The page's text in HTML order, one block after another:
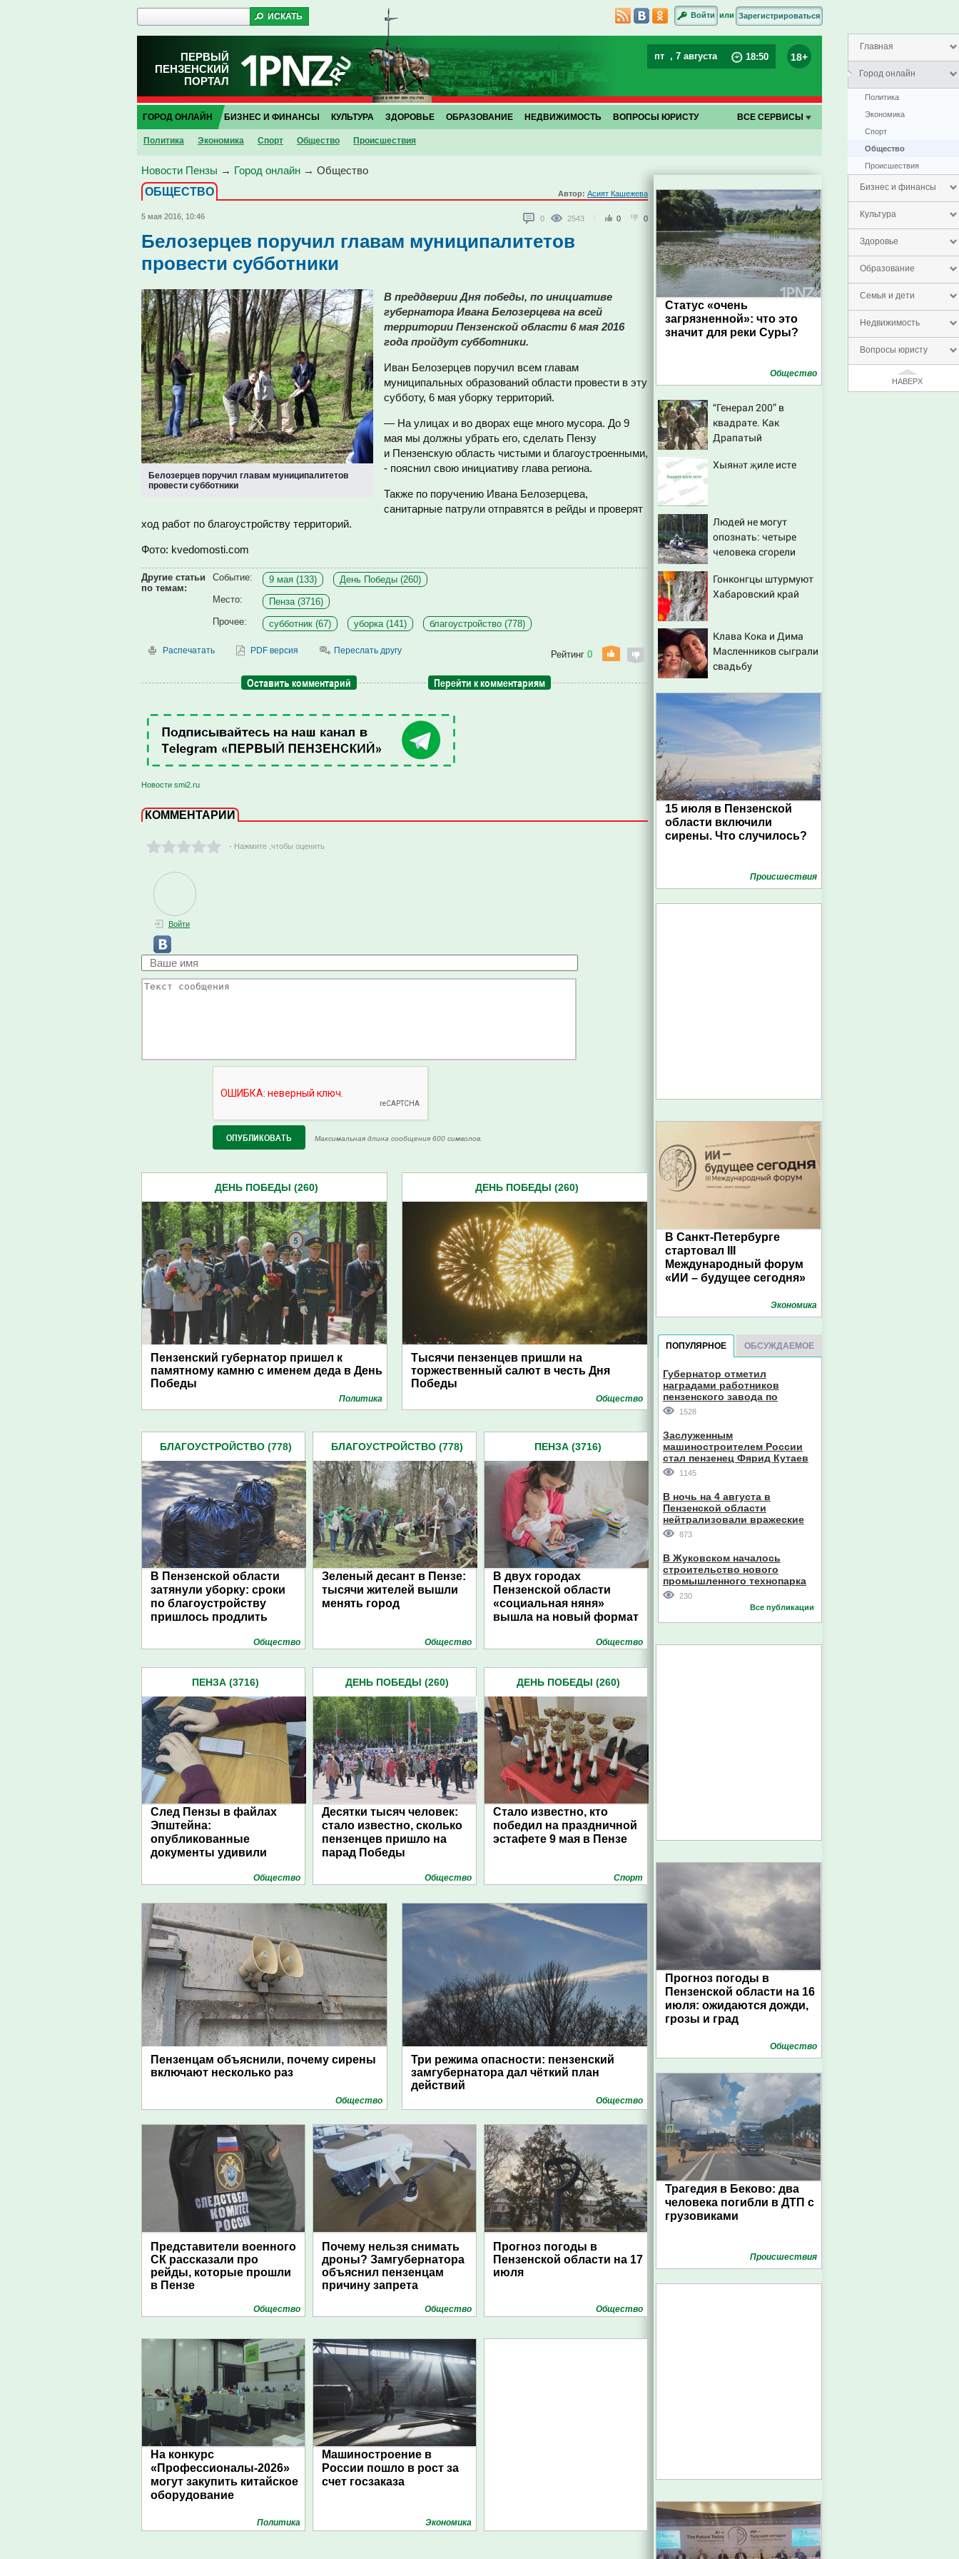
Главная
Город онлайн
Политика
Экономика
Спорт
Общество
Проиcшествия
Бизнес и финансы
Культура
Здоровье
Образование
Семья и дети
Недвижимость
Вопросы юристу
НАВЕРХ
Войти или Зарегистрироваться
ПЕРВЫЙ
ПЕНЗЕНСКИЙ
ПОРТАЛ
пт , 7 августа 18:50 18+
ГОРОД ОНЛАЙН
Политика Экономика Спорт Общество Проиcшествия
БИЗНЕС И ФИНАНСЫ КУЛЬТУРА ЗДОРОВЬЕ ОБРАЗОВАНИЕ НЕДВИЖИМОСТЬ ВОПРОСЫ ЮРИСТУ ВСЕ СЕРВИСЫ
Новости Пензы → Город онлайн → Общество
ОБЩЕСТВО
Автор: Асият Кашежева
5 мая 2016, 10:46 0 2543 0 0
Белозерцев поручил главам муниципалитетов
провести субботники
Белозерцев поручил главам муниципалитетов
провести субботники
В преддверии Дня победы, по инициативе
губернатора Ивана Белозерцева на всей
территории Пензенской области 6 мая 2016
года пройдут субботники.
Иван Белозерцев поручил всем главам
муниципальных образований области провести в эту
субботу, 6 мая уборку территорий.
— На улицах и во дворах еще много мусора. До 9
мая мы должны убрать его, сделать Пензу
и Пензенскую область чистыми и благоустроенными,
- пояснил свою инициативу глава региона.
Также по поручению Ивана Белозерцева,
санитарные патрули отправятся в рейды и проверят
ход работ по благоустройству территорий.
Фото: kvedomosti.com
Другие статьи
по темам:
Событие: 9 мая (133)
День Победы (260)
Место:
Пенза (3716)
Прочее:
субботник (67) уборка (141) благоустройство (778)
Распечатать PDF версия Переслать другу Рейтинг 0
Оставить комментарий Перейти к комментариям
Новости smi2.ru
КОММЕНТАРИИ
- Нажмите ,чтобы оценить
Войти
Максимальная длина сообщения 600 символов.
ДЕНЬ ПОБЕДЫ (260)
Пензенский губернатор пришел к
памятному камню с именем деда в День
Победы
Политика
ДЕНЬ ПОБЕДЫ (260)
Тысячи пензенцев пришли на
торжественный салют в честь Дня
Победы
Общество
БЛАГОУСТРОЙСТВО (778)
В Пензенской области
затянули уборку: сроки
по благоустройству
пришлось продлить
Общество
БЛАГОУСТРОЙСТВО (778)
Зеленый десант в Пензе:
тысячи жителей вышли
менять город
Общество
ПЕНЗА (3716)
В двух городах
Пензенской области
«социальная няня»
вышла на новый формат
Общество
ПЕНЗА (3716)
След Пензы в файлах
Эпштейна:
опубликованные
документы удивили
Общество
ДЕНЬ ПОБЕДЫ (260)
Десятки тысяч человек:
стало известно, сколько
пензенцев пришло на
парад Победы
Общество
ДЕНЬ ПОБЕДЫ (260)
Стало известно, кто
победил на праздничной
эстафете 9 мая в Пензе
Спорт
Пензенцам объяснили, почему сирены
включают несколько раз
Общество
Три режима опасности: пензенский
замгубернатора дал чёткий план
действий
Общество
Представители военного
СК рассказали про
рейды, которые прошли
в Пензе
Общество
Почему нельзя снимать
дроны? Замгубернатора
объяснил пензенцам
причину запрета
Общество
Прогноз погоды в
Пензенской области на 17
июля
Общество
На конкурс
«Профессионалы-2026»
могут закупить китайское
оборудование
Политика
Машиностроение в
России пошло в рост за
счет госзаказа
Экономика
Статус «очень
загрязненной»: что это
значит для реки Суры?
Общество
“Генерал 200” в
квадрате. Как
Драпатый
Хыянәт җиле исте
Людей не могут
опознать: четыре
человека сгорели
ДТП на трассе
07/08/2026 – Новости
Гонконгцы штурмуют
Хабаровский край
Клава Кока и Дима
Масленников сыграли
свадьбу
15 июля в Пензенской
области включили
сирены. Что случилось?
Проиcшествия
В Санкт-Петербурге
стартовал III
Международный форум
«ИИ – будущее сегодня»
Экономика
ПОПУЛЯРНОЕ ОБСУЖДАЕМОЕ
Губернатор отметил
наградами работников
пензенского завода по
производству станков
1528
Заслуженным
машиностроителем России
стал пензенец Фярид Кутаев
1145
В ночь на 4 августа в
Пензенской области
нейтрализовали вражеские
дроны
873
В Жуковском началось
строительство нового
промышленного технопарка
230
Все публикации
Прогноз погоды в
Пензенской области на 16
июля: ожидаются дожди,
грозы и град
Общество
Трагедия в Беково: два
человека погибли в ДТП с
грузовиками
Проиcшествия